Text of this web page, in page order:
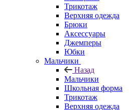
Трикотаж
Верхняя одежда
Брюки
Аксессуары
Джемперы
Юбки
Мальчики
Назад
Мальчики
Школьная форма
Трикотаж
Верхняя одежда